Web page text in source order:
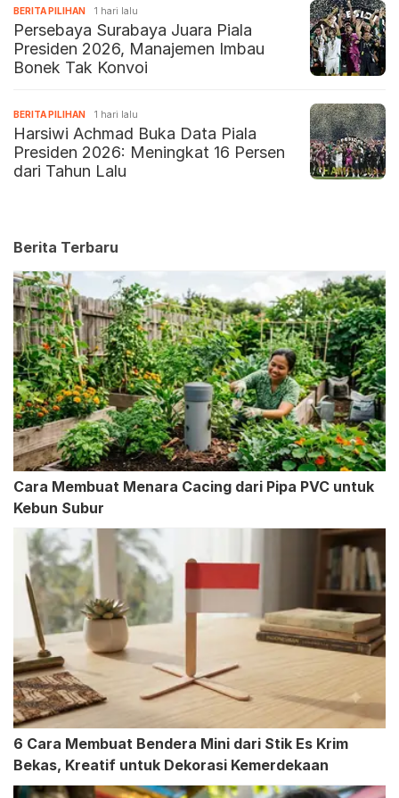
BERITA PILIHAN 1 hari lalu
Persebaya Surabaya Juara Piala
Presiden 2026, Manajemen Imbau
Bonek Tak Konvoi
BERITA PILIHAN 1 hari lalu
Harsiwi Achmad Buka Data Piala
Presiden 2026: Meningkat 16 Persen
dari Tahun Lalu
Berita Terbaru
Cara Membuat Menara Cacing dari Pipa PVC untuk
Kebun Subur
6 Cara Membuat Bendera Mini dari Stik Es Krim
Bekas, Kreatif untuk Dekorasi Kemerdekaan